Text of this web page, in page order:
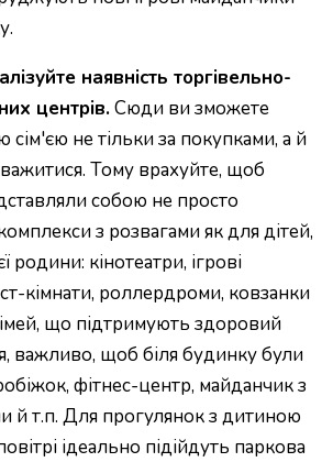
наявність торгівельно-
центрів.Сюди ви зможете
сім'єю не тільки за покупками, а й
Тому врахуйте, щоб
собою не просто
з розвагами як для дітей,
родини: кінотеатри, ігрові
кімнати, роллердроми, ковзанки
що підтримують здоровий
важливо, щоб біля будинку були
фітнес-центр, майданчик з
й т.п. Для прогулянок з дитиною
ідеально підійдуть паркова